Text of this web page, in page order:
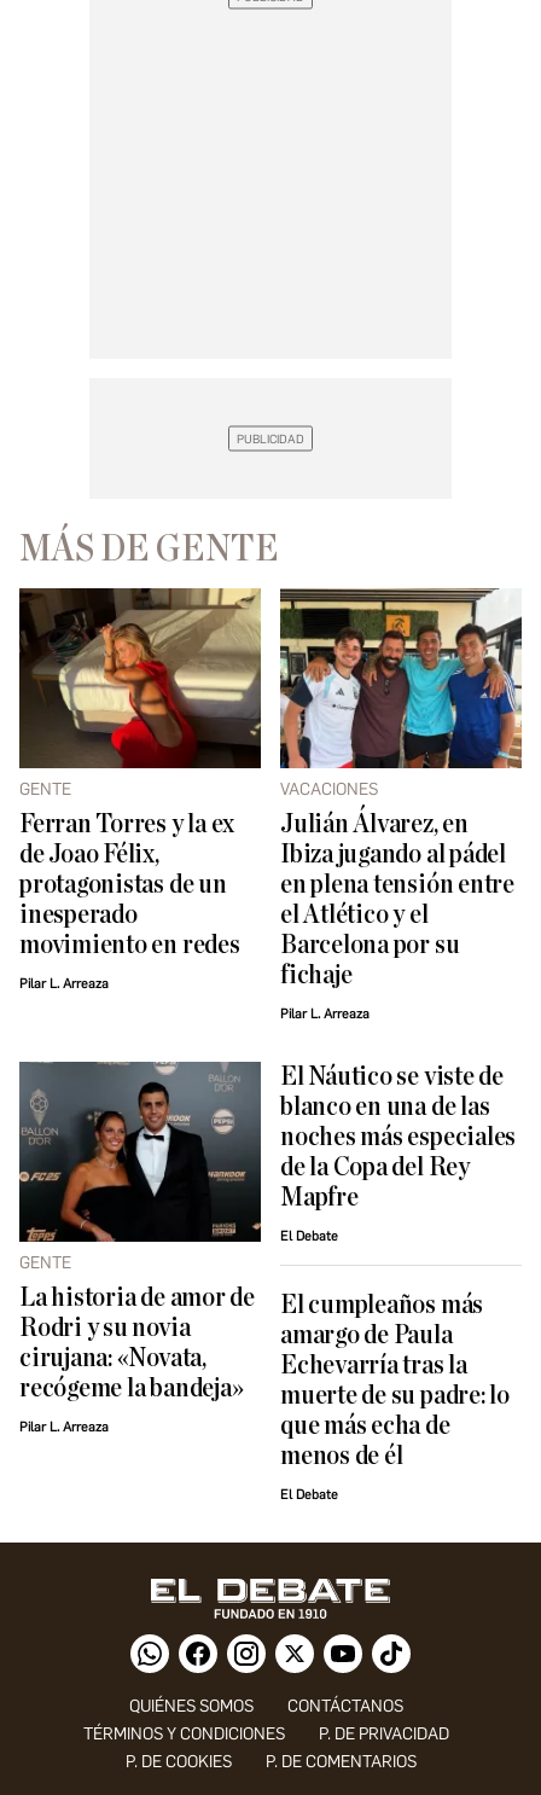
MÁS DE GENTE
GENTE
Ferran Torres y la ex
de Joao Félix,
protagonistas de un
inesperado
movimiento en redes
Pilar L. Arreaza
VACACIONES
Julián Álvarez, en
Ibiza jugando al pádel
en plena tensión entre
el Atlético y el
Barcelona por su
fichaje
Pilar L. Arreaza
GENTE
La historia de amor de
Rodri y su novia
cirujana: «Novata,
recógeme la bandeja»
Pilar L. Arreaza
El Náutico se viste de
blanco en una de las
noches más especiales
de la Copa del Rey
Mapfre
El Debate
El cumpleaños más
amargo de Paula
Echevarría tras la
muerte de su padre: lo
que más echa de
menos de él
El Debate
QUIÉNES SOMOS
CONTÁCTANOS
TÉRMINOS Y CONDICIONES
P. DE PRIVACIDAD
P. DE COOKIES
P. DE COMENTARIOS